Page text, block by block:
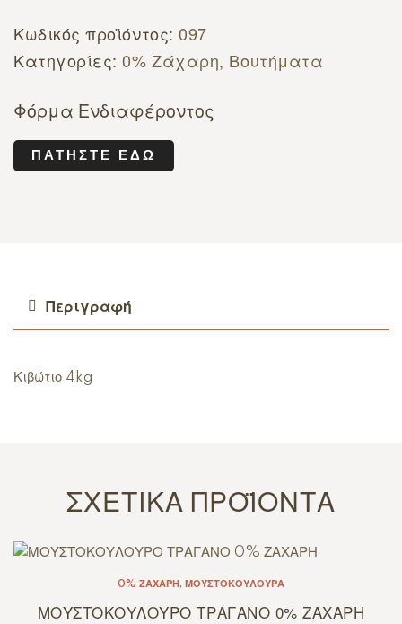
Κωδικός προϊόντος:097
Κατηγορίες:0% Ζάχαρη, Βουτήματα
Φόρμα Ενδιαφέροντος
ΠΑΤΉΣΤΕ ΕΔΏ
Περιγραφή
Κιβώτιο 4kg
ΣΧΕΤΙΚΆ ΠΡΟΪΌΝΤΑ
0% ΖΆΧΑΡΗ, ΜΟΥΣΤΟΚΟΎΛΟΥΡΑ
ΜΟΥΣΤΟΚΟΥΛΟΥΡΟ ΤΡΑΓΑΝΟ 0% ΖΑΧΑΡΗ